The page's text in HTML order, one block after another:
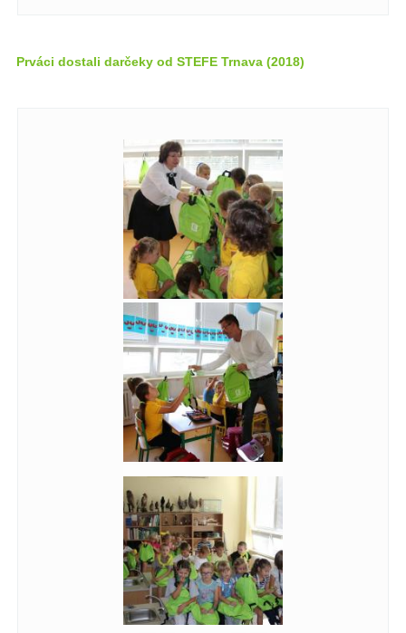
Prváci dostali darčeky od STEFE Trnava (2018)